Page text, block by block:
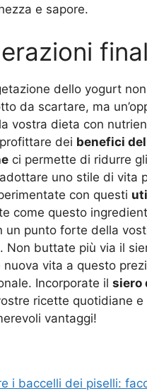
e sapore.
dello yogurt
da scartare, ma
vostra dieta con
dei benefici
ci permette di ridurre
uno stile di vita
con questi
come questo
un punto forte della
Non buttate più via il
vita a questo
Incorporate il siero
ricette quotidiane e
vantaggi!
i baccelli dei piselli: